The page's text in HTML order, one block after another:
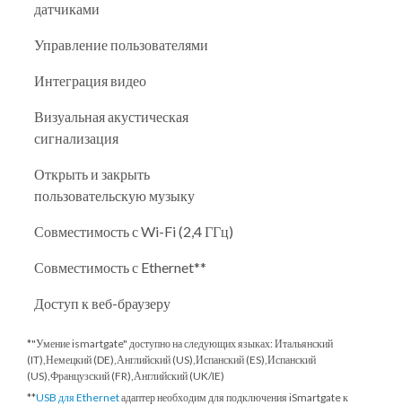
датчиками
Управление пользователями
Интеграция видео
Визуальная акустическая
сигнализация
Открыть и закрыть
пользовательскую музыку
Совместимость с Wi-Fi (2,4 ГГц)
Совместимость с Ethernet**
Доступ к веб-браузеру
*"Умение ismartgate" доступно на следующих языках: Итальянский
(IT),Немецкий (DE),Английский (US),Испанский (ES),Испанский
(US),Французский (FR),Английский (UK/IE)
**USB для Ethernetадаптер необходим для подключения iSmartgate к